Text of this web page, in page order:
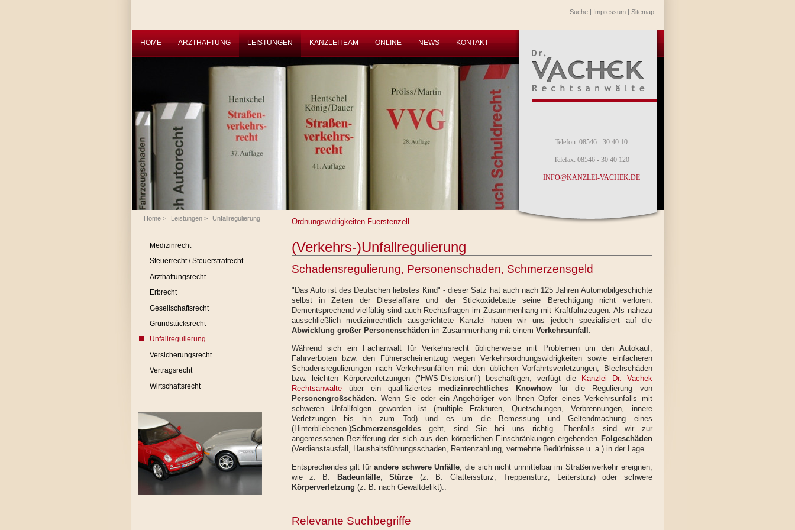
Suche| Impressum| Sitemap
HOME ARZTHAFTUNG LEISTUNGEN KANZLEITEAM ONLINE NEWS KONTAKT
Telefon: 08546 - 30 40 10
Telefax: 08546 - 30 40 120
INFO@KANZLEI-VACHEK.DE
Home> Leistungen> Unfallregulierung
Medizinrecht
Steuerrecht / Steuerstrafrecht
Arzthaftungsrecht
Erbrecht
Gesellschaftsrecht
Grundstücksrecht
Unfallregulierung
Versicherungsrecht
Vertragsrecht
Wirtschaftsrecht
Ordnungswidrigkeiten Fuerstenzell
(Verkehrs-)Unfallregulierung
Schadensregulierung, Personenschaden, Schmerzensgeld
"Das Auto ist des Deutschen liebstes Kind" - dieser Satz hat auch nach 125 Jahren Automobilgeschichte
selbst in Zeiten der Dieselaffaire und der Stickoxidebatte seine Berechtigung nicht verloren.
Dementsprechend vielfältig sind auch Rechtsfragen im Zusammenhang mit Kraftfahrzeugen. Als nahezu
ausschließlich medizinrechtlich ausgerichtete Kanzlei haben wir uns jedoch spezialisiert auf die
Abwicklung großer Personenschädenim Zusammenhang mit einem Verkehrsunfall .
Während sich ein Fachanwalt für Verkehrsrecht üblicherweise mit Problemen um den Autokauf,
Fahrverboten bzw. den Führerscheinentzug wegen Verkehrsordnungswidrigkeiten sowie einfacheren
Schadensregulierungen nach Verkehrsunfällen mit den üblichen Vorfahrtsverletzungen, Blechschäden
bzw. leichten Körperverletzungen ("HWS-Distorsion") beschäftigen, verfügt die
Kanzlei Dr. Vachek
Rechtsanwälte über ein qualifiziertesmedizinrechtliches Knowhowfür die Regulierung von
Personengroßschäden. Wenn Sie oder ein Angehöriger von Ihnen Opfer eines Verkehrsunfalls mit
schweren Unfallfolgen geworden ist (multiple Frakturen, Quetschungen, Verbrennungen, innere
Verletzungen bis hin zum Tod) und es um die Bemessung und Geltendmachung eines
(Hinterbliebenen-)Schmerzensgeldes geht, sind Sie bei uns richtig. Ebenfalls sind wir zur
angemessenen Bezifferung der sich aus den körperlichen Einschränkungen ergebenden Folgeschäden
(Verdienstausfall, Haushaltsführungsschaden, Rentenzahlung, vermehrte Bedürfnisse u. a.) in der Lage.
Entsprechendes gilt fürandere schwere Unfälle , die sich nicht unmittelbar im Straßenverkehr ereignen,
wie z. B. Badeunfälle,Stürze (z. B. Glatteissturz, Treppensturz, Leitersturz) oder schwere
Körperverletzung (z. B. nach Gewaltdelikt)..
Relevante Suchbegriffe